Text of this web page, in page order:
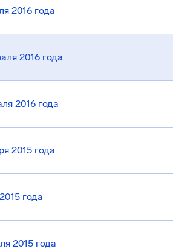
2016 года
2016 года
2016 года
2015 года
года
2015 года